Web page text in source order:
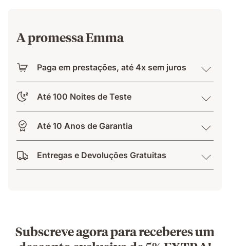
A promessa Emma
Paga em prestações, até 4x sem juros
Até 100 Noites de Teste
Até 10 Anos de Garantia
Entregas e Devoluções Gratuitas
Subscreve agora para receberes um